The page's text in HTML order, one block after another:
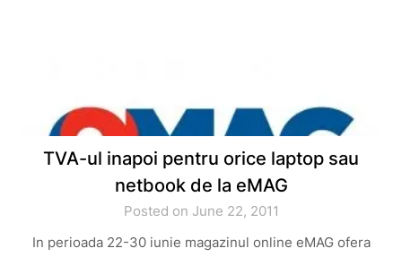
TVA-ul inapoi pentru orice laptop sau
netbook de la eMAG
Posted on June 22, 2011
In perioada 22-30 iunie magazinul online eMAG ofera